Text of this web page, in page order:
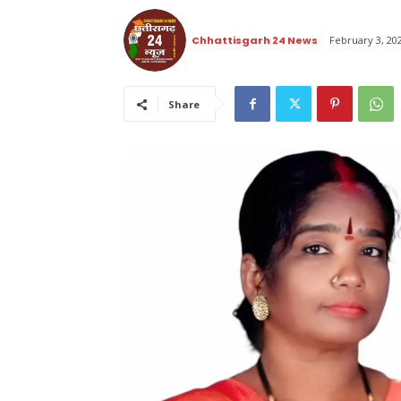
Chhattisgarh 24 News February 3,
Share